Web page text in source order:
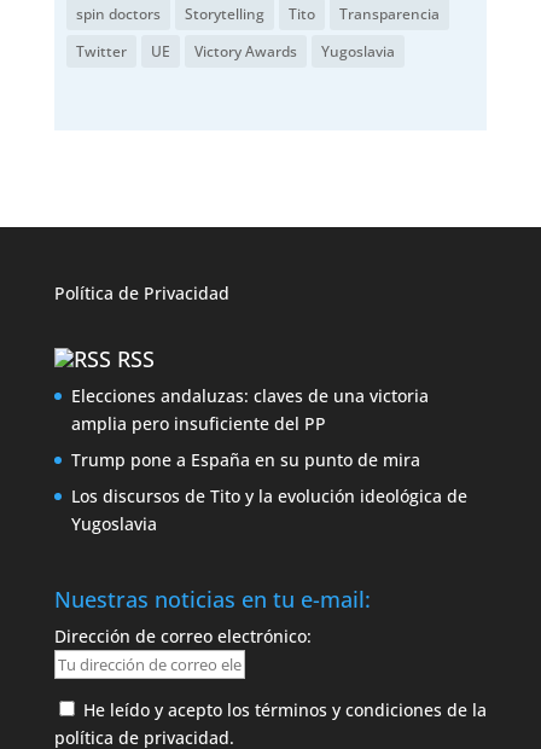
spin doctors
Storytelling Tito
Transparencia
Twitter
UE Victory Awards Yugoslavia
Política de Privacidad
RSS
Elecciones andaluzas: claves de una victoria
amplia pero insuficiente del PP
Trump pone a España en su punto de mira
Los discursos de Tito y la evolución ideológica de
Yugoslavia
Nuestras noticias en tu e-mail:
Dirección de correo electrónico:
He leído y acepto los términos y condiciones de la
política de privacidad.